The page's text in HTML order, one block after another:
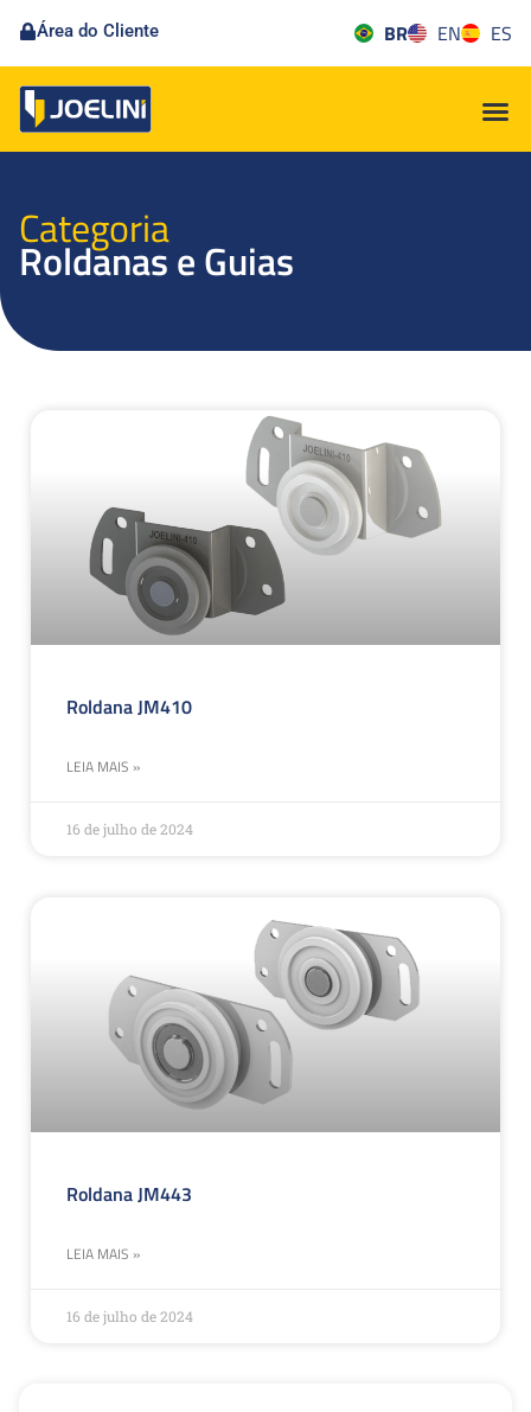
Área do Cliente BR EN ES
Categoria
Roldanas e Guias
Roldana JM410
LEIA MAIS »
16 de julho de 2024
Roldana JM443
LEIA MAIS »
16 de julho de 2024